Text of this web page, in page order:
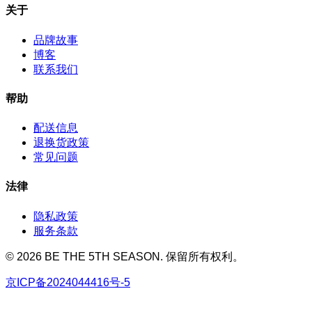
关于
品牌故事
博客
联系我们
帮助
配送信息
退换货政策
常见问题
法律
隐私政策
服务条款
© 2026 BE THE 5TH SEASON. 保留所有权利。
京ICP备2024044416号-5